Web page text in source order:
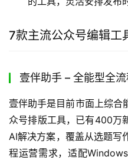
7款主流公众号编辑工
壹伴助手 – 全能型全
壹伴助手是目前市面上综合
众号排版工具，已有400万
AI解决方案，覆盖从选题写
程运营需求，适配